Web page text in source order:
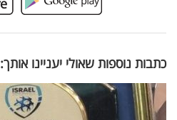
כתבות נוספות שאולי יעניינו אותך: